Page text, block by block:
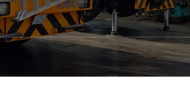
ラフテレーンクレーン
GR-1000N（Ⅰ）